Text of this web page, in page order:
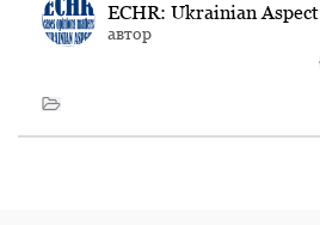
ECHR: Ukrainian Aspect
автор